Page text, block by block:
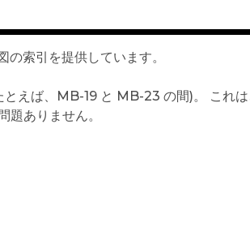
索引を提供しています。
とえば、MB-19 と MB-23 の間)。 これ
ありません。